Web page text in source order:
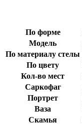
По форме
Модель
По материалу стелы
По цвету
Кол-во мест
Саркофаг
Портрет
Ваза
Скамья